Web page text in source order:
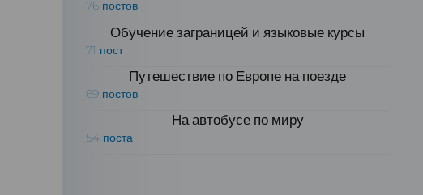
76 постов
Обучение заграницей и языковые курсы
71 пост
Путешествие по Европе на поезде
69 постов
На автобусе по миру
54 поста